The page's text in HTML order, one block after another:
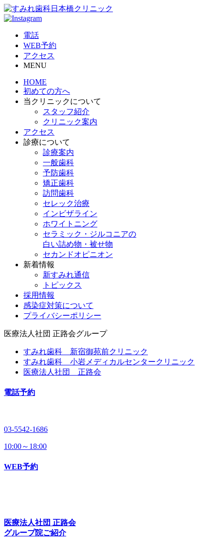
電話
WEB予約
アクセス
MENU
HOME
初めての方へ
当クリニックについて
スタッフ紹介
クリニック案内
アクセス
診療について
診療案内
一般歯科
予防歯科
矯正歯科
訪問歯科
セレック治療
インビザライン
ホワイトニング
セラミック・ジルコニアの
白い詰め物・被せ物
セカンドオピニオン
新着情報
新すみれ通信
トピックス
採用情報
感染症対策について
プライバシーポリシー
医療法人社団 正路会グループ
すみれ歯科 新宿御苑前クリニック
すみれ歯科 小岩メディカルセンタークリニック
医療法人社団 正路会
電話予約
03-5542-1686
10:00～18:00
WEB予約
医療法人社団 正路会
グループ院ご紹介